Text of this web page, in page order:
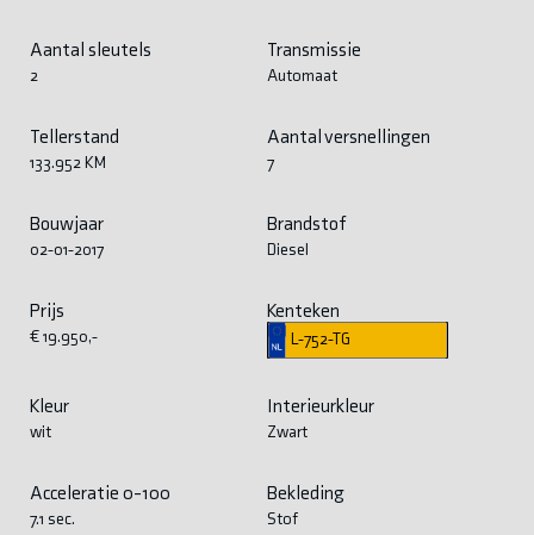
Aantal sleutels
2
Transmissie
Automaat
Tellerstand
133.952 KM
Aantal versnellingen
7
Bouwjaar
02-01-2017
Brandstof
Diesel
Prijs
€ 19.950,-
Kenteken
L-752-TG
Kleur
wit
Interieurkleur
Zwart
Acceleratie 0-100
7.1 sec.
Bekleding
Stof